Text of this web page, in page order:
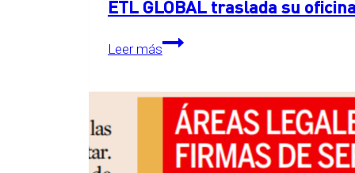
ETL GLOBAL traslada su
Leer más
ETL
GLOBAL
su
oficina
central